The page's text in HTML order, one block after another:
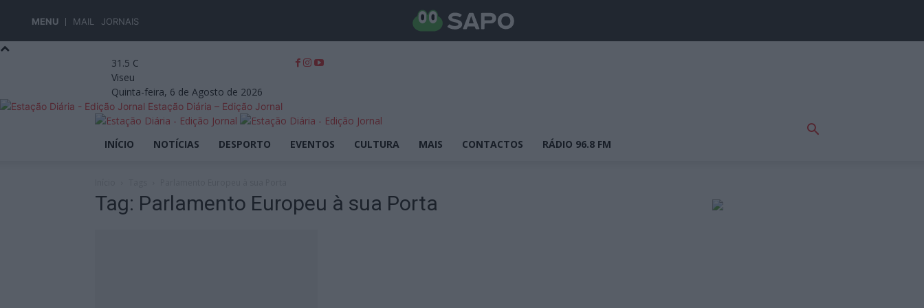
MENU MAIL JORNAIS
31.5 C
Viseu
Quinta-feira, 6 de Agosto de 2026
Estação Diária – Edição Jornal
INÍCIO NOTÍCIAS DESPORTO EVENTOS CULTURA MAIS CONTACTOS RÁDIO 96.8 FM
Tag: Parlamento Europeu à sua Porta